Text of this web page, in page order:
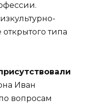
типа
Иван
вопросам